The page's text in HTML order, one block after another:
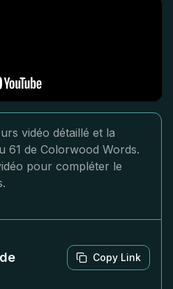
vidéo détaillé et la
61 de Colorwood Words.
pour compléter le
Copy Link